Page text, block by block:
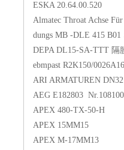
ESKA 20.64.00.520
Almatec Throat Achse
dungs MB -DLE 415
DEPA DL15-SA-TTT 隔
ebmpast R2K150/
ARI ARMATUREN
AEG E182803
APEX 480-TX-50-H
APEX 15MM15
APEX M-17MM13